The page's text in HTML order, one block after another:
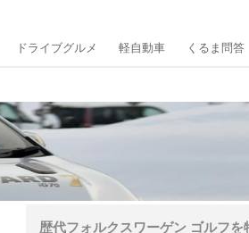
ドライブグルメ 軽自動車 くるま問答
歴代フォルクスワーゲン ゴルフを